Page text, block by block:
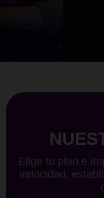
Elige tu plan e
velocidad,